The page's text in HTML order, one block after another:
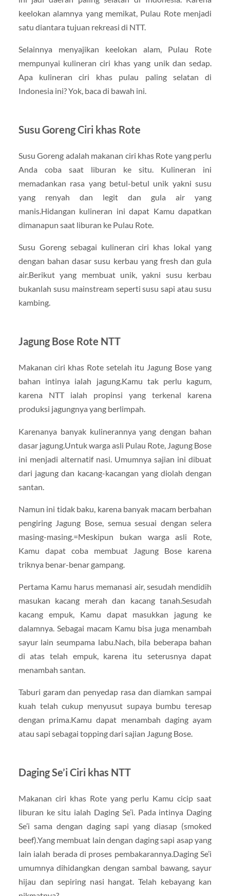
keelokan alamnya yang memikat, Pulau Rote menjadi
satu diantara tujuan rekreasi di NTT.
Selainnya menyajikan keelokan alam, Pulau Rote
mempunyai kulineran ciri khas yang unik dan sedap.
Apa kulineran ciri khas pulau paling selatan di
Indonesia ini? Yok, baca di bawah ini.
Susu Goreng Ciri khas Rote
Susu Goreng adalah makanan ciri khas Rote yang perlu
Anda coba saat liburan ke situ. Kulineran ini
memadankan rasa yang betul-betul unik yakni susu
yang renyah dan legit dan gula air yang
manis.Hidangan kulineran ini dapat Kamu dapatkan
dimanapun saat liburan ke Pulau Rote.
Susu Goreng sebagai kulineran ciri khas lokal yang
dengan bahan dasar susu kerbau yang fresh dan gula
air.Berikut yang membuat unik, yakni susu kerbau
bukanlah susu mainstream seperti susu sapi atau susu
kambing.
Jagung Bose Rote NTT
Makanan ciri khas Rote setelah itu Jagung Bose yang
bahan intinya ialah jagung.Kamu tak perlu kagum,
karena NTT ialah propinsi yang terkenal karena
produksi jagungnya yang berlimpah.
Karenanya banyak kulinerannya yang dengan bahan
dasar jagung.Untuk warga asli Pulau Rote, Jagung Bose
ini menjadi alternatif nasi. Umumnya sajian ini dibuat
dari jagung dan kacang-kacangan yang diolah dengan
santan.
Namun ini tidak baku, karena banyak macam berbahan
pengiring Jagung Bose, semua sesuai dengan selera
masing-masing.=Meskipun bukan warga asli Rote,
Kamu dapat coba membuat Jagung Bose karena
triknya benar-benar gampang.
Pertama Kamu harus memanasi air, sesudah mendidih
masukan kacang merah dan kacang tanah.Sesudah
kacang empuk, Kamu dapat masukkan jagung ke
dalamnya. Sebagai macam Kamu bisa juga menambah
sayur lain seumpama labu.Nach, bila beberapa bahan
di atas telah empuk, karena itu seterusnya dapat
menambah santan.
Taburi garam dan penyedap rasa dan diamkan sampai
kuah telah cukup menyusut supaya bumbu teresap
dengan prima.Kamu dapat menambah daging ayam
atau sapi sebagai topping dari sajian Jagung Bose.
Daging Se’i Ciri khas NTT
Makanan ciri khas Rote yang perlu Kamu cicip saat
liburan ke situ ialah Daging Se’i. Pada intinya Daging
Se’i sama dengan daging sapi yang diasap (smoked
beef).Yang membuat lain dengan daging sapi asap yang
lain ialah berada di proses pembakarannya.Daging Se’i
umumnya dihidangkan dengan sambal bawang, sayur
hijau dan sepiring nasi hangat. Telah kebayang kan